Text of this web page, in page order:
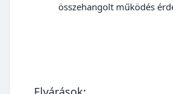
összehangolt működés